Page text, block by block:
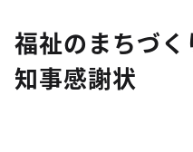
福祉のまちづ
知事感謝状